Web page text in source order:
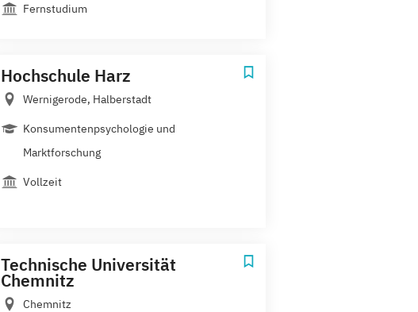
Fernstudium
Hochschule Harz
Wernigerode, Halberstadt
Konsumentenpsychologie und
Marktforschung
Vollzeit
Technische Universität
Chemnitz
Chemnitz